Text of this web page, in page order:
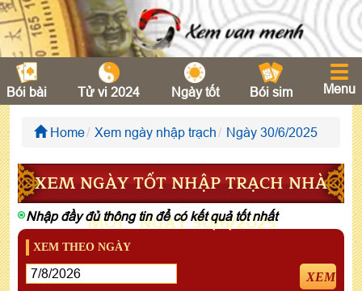
Bói bài Tử vi 2024 Ngày tốt Bói sim Menu
Home Xem ngày nhập trạch Ngày 30/6/2025
XEM NGÀY TỐT NHẬP TRẠCH NHÀ
MỚI - NGÀY 30/6/2025
Nhập đầy đủ thông tin để có kết quả tốt nhất
XEM THEO NGÀY
XEM